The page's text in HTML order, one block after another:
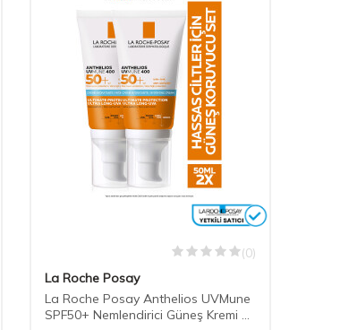
(0)
La Roche Posay
La Roche Posay Anthelios UVMune
SPF50+ Nemlendirici Güneş Kremi 50